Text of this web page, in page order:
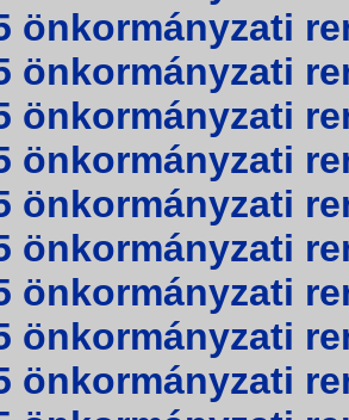
önkormányzati
önkormányzati
önkormányzati
önkormányzati
önkormányzati
önkormányzati
önkormányzati
önkormányzati
önkormányzati